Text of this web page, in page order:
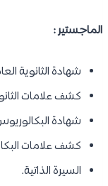
الماجستير :
شهادة الثانوية
كشف علامات
شهادة
كشف علامات
السيرة الذاتية.